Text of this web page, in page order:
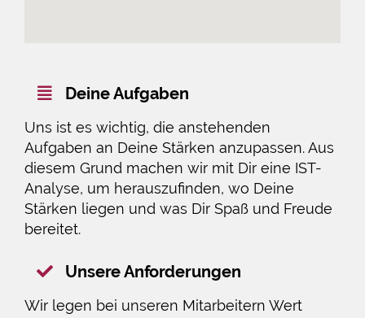
Deine Aufgaben
Uns ist es wichtig, die anstehenden
Aufgaben an Deine Stärken anzupassen. Aus
diesem Grund machen wir mit Dir eine IST-
Analyse, um herauszufinden, wo Deine
Stärken liegen und was Dir Spaß und Freude
bereitet.
Unsere Anforderungen
Wir legen bei unseren Mitarbeitern Wert